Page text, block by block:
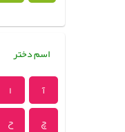
اسم دختر
آ ا
چ
ح